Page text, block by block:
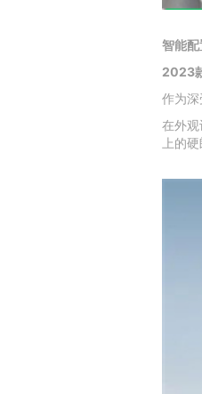
智能
2023
作为
在外
上的